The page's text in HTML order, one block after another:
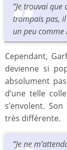
“Je trouvai
trompais pas,
un peu comme
Cependant,
devienne si
absolument
d’une telle
s’envolent.
très différente.
“Je ne